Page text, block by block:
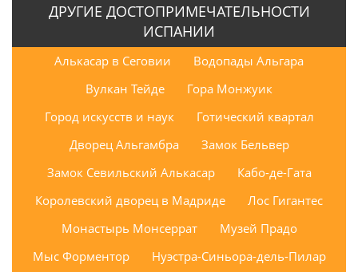
ДРУГИЕ ДОСТОПРИМЕЧАТЕЛЬНОСТИ
ИСПАНИИ
Алькасар в Сеговии
Водопады Альгара
Вулкан Тейде
Гора Монжуик
Город искусств и наук
Готический квартал
Дворец Альгамбра
Замок Бельвер
Замок Севильский Алькасар
Кабо-де-Гата
Королевский дворец в Мадриде
Лос Гигантес
Монастырь Монсеррат
Музей Прадо
Мыс Форментор
Нуэстра-Синьора-дель-Пилар